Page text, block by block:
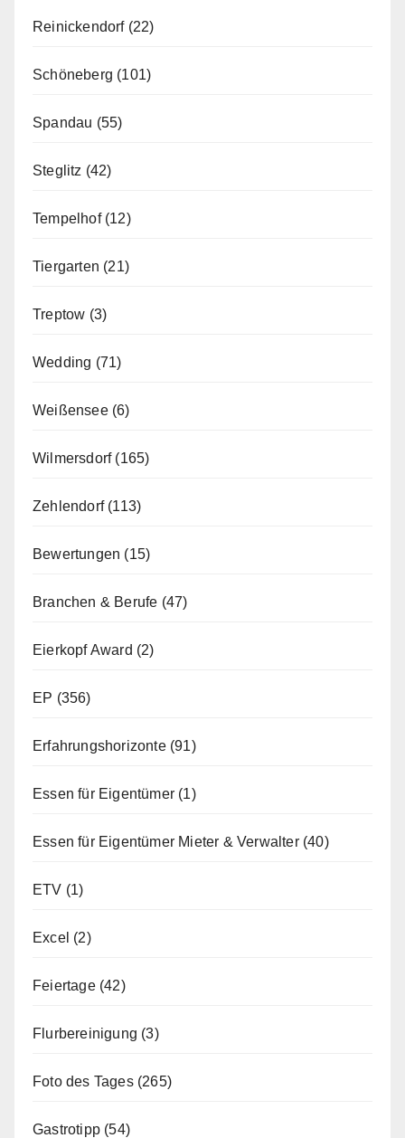
Reinickendorf(22)
Schöneberg (101)
Spandau (55)
Steglitz (42)
Tempelhof(12)
Tiergarten (21)
Treptow (3)
Wedding (71)
Weißensee(6)
Wilmersdorf(165)
Zehlendorf(113)
Bewertungen (15)
Branchen & Berufe (47)
Eierkopf Award (2)
EP (356)
Erfahrungshorizonte(91)
Essen für Eigentümer (1)
Essen für Eigentümer Mieter & Verwalter(40)
ETV (1)
Excel (2)
Feiertage(42)
Flurbereinigung (3)
Foto des Tages(265)
Gastrotipp (54)